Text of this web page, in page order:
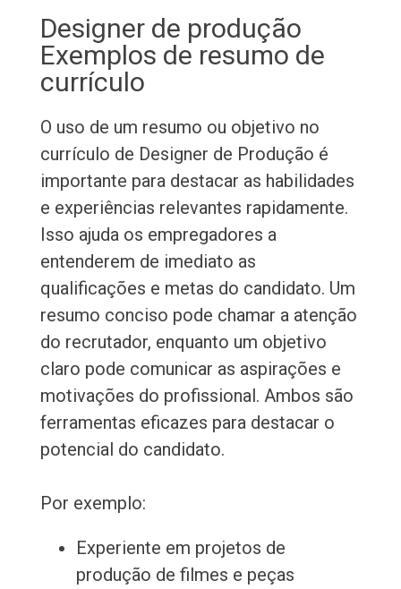
Designer de produção
Exemplos de resumo de
currículo
O uso de um resumo ou objetivo no
currículo de Designer de Produção é
importante para destacar as habilidades
e experiências relevantes rapidamente.
Isso ajuda os empregadores a
entenderem de imediato as
qualificações e metas do candidato. Um
resumo conciso pode chamar a atenção
do recrutador, enquanto um objetivo
claro pode comunicar as aspirações e
motivações do profissional. Ambos são
ferramentas eficazes para destacar o
potencial do candidato.
Por exemplo:
Experiente em projetos de
produção de filmes e peças